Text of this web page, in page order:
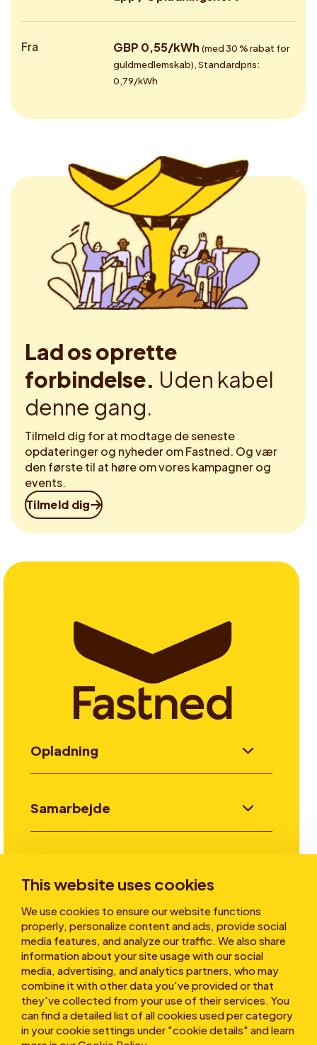
This website uses cookies
We use cookies to ensure our website functions
properly, personalize content and ads, provide social
media features, and analyze our traffic. We also share
information about your site usage with our social
media, advertising, and analytics partners, who may
combine it with other data you've provided or that
they've collected from your use of their services. You
can find a detailed list of all cookies used per category
in your cookie settings under "cookie details" and learn
Fra GBP 0,55/kWh (med 30 % rabat for
guldmedlemskab), Standardpris:
0,79/kWh
Lad os oprette
forbindelse. Uden kabel
denne gang.
Tilmeld dig for at modtage de seneste
opdateringer og nyheder om Fastned. Og vær
den første til at høre om vores kampagner og
events.
Tilmeld dig
Opladning
Samarbejde
Historier
Om os